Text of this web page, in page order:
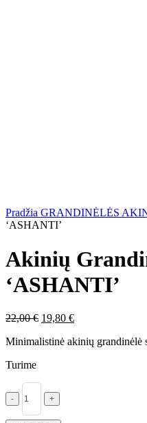
Pradžia GRANDINĖLĖS
‘ASHANTI’
Akinių
‘ASHANTI’
22,00€ Original
was:
19,80 €Current
is:
Minimalistinė akinių grandinėlė
Turime
KIEKIS:
AKINIŲ